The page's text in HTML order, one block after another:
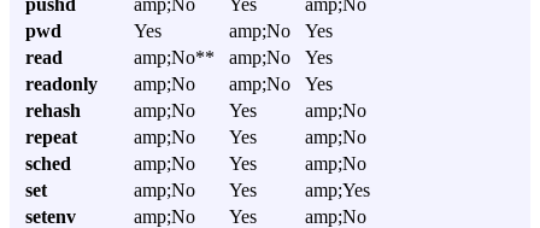
pushd
amp;No Yes
amp;No
pwd
Yes amp;No
Yes
read
amp;No** amp;No
Yes
readonly
amp;No amp;No
Yes
rehash
amp;No Yes
amp;No
repeat
amp;No Yes
amp;No
sched
amp;No Yes
amp;No
set
amp;No Yes
amp;Yes
setenv
amp;No Yes
amp;No